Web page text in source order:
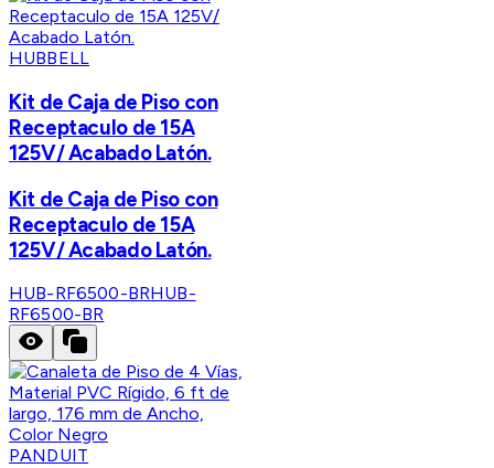
HUBBELL
Kit de Caja de Piso con
Receptaculo de 15A
125V/ Acabado Latón.
Kit de Caja de Piso con
Receptaculo de 15A
125V/ Acabado Latón.
HUB-RF6500-BRHUB-
RF6500-BR
PANDUIT